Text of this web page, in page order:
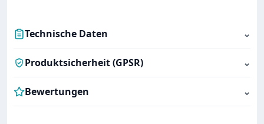
Technische Daten ⌄
Produktsicherheit (GPSR) ⌄
Bewertungen ⌄